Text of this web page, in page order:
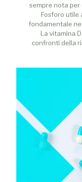
sempre nota per
Fosforo utile
fondamentale
La vitamina
confronti della